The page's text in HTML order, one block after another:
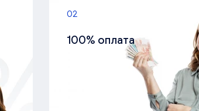
02
100% оплата